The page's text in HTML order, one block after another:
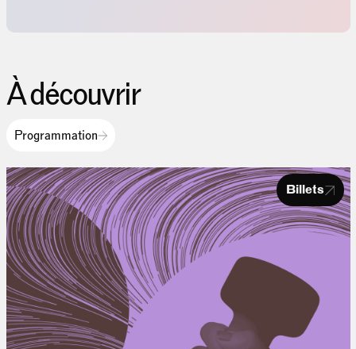
À découvrir
Programmation
Billets